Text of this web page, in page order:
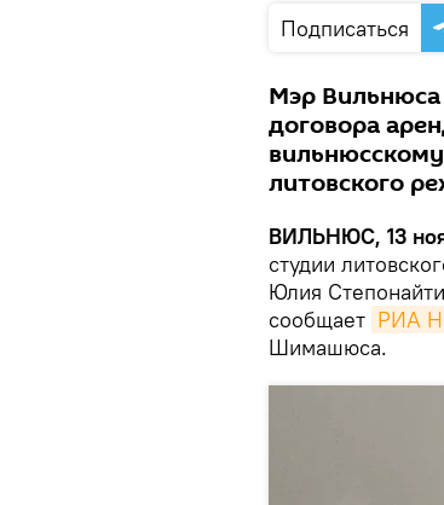
Подписаться
Мэр
договора
литовского
ВИЛЬНЮС, 13
студии
Юлия
сообщает РИА
Шимашюса.